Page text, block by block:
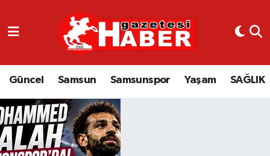
Güncel Samsun Samsunspor Yaşam SAĞLIK
GÜNCEL
SAMSUN
SAMSUNSPOR
EKONOMİ